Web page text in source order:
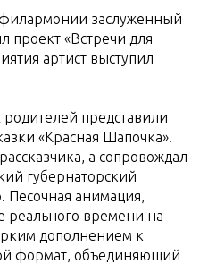
заслуженный
проект «Встречи для
артист выступил
представили
«Красная Шапочка».
а сопровождал
губернаторский
анимация,
реального времени на
дополнением к
формат, объединяющий